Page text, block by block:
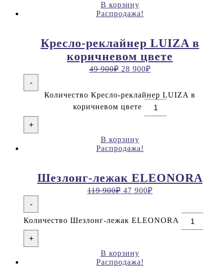
В корзину
Распродажа!
Кресло-реклайнер LUIZA в
коричневом цвете
49 900₽ 28 900₽
-
Количество Кресло-реклайнер LUIZA в
коричневом цвете
+
В корзину
Распродажа!
Шезлонг-лежак ELEONORA
119 900₽ 47 900₽
-
Количество Шезлонг-лежак ELEONORA
+
В корзину
Распродажа!